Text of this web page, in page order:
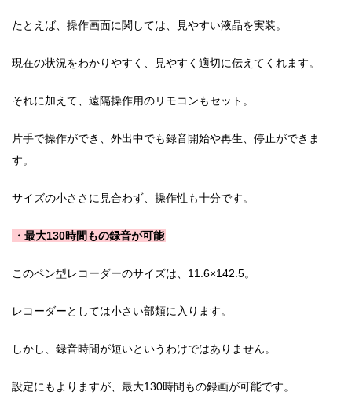
たとえば、操作画面に関しては、見やすい液晶を実装。
現在の状況をわかりやすく、見やすく適切に伝えてくれます。
それに加えて、遠隔操作用のリモコンもセット。
片手で操作ができ、外出中でも録音開始や再生、停止ができま
す。
サイズの小ささに見合わず、操作性も十分です。
・最大130時間もの録音が可能
このペン型レコーダーのサイズは、11.6×142.5。
レコーダーとしては小さい部類に入ります。
しかし、録音時間が短いというわけではありません。
設定にもよりますが、最大130時間もの録画が可能です。